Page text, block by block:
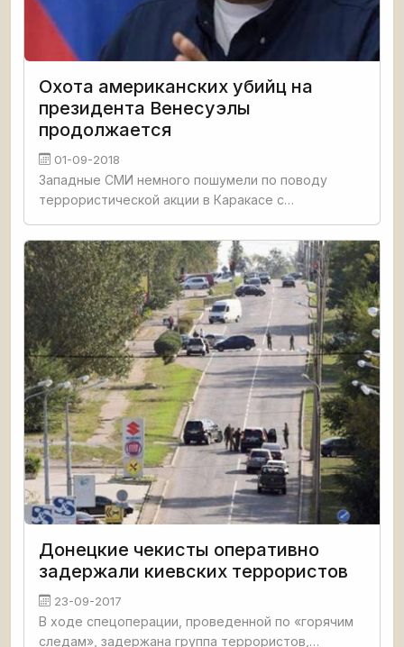
Охота американских убийц на
президента Венесуэлы
продолжается
01-09-2018
Западные СМИ немного пошумели по поводу
террористической акции в Каракасе с
забыли о ней. Обошлось без смертей, лишь
несколько военных из оцепления
Донецкие чекисты оперативно
задержали киевских террористов
23-09-2017
В ходе спецоперации, проведенной по «горячим
следам», задержана группа террористов,